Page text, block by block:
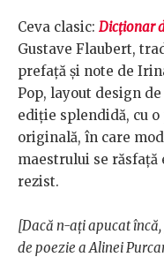
Ceva clasic: Dicționar
Gustave Flaubert,
prefață și note de
Pop, layout design
ediție splendidă, cu
originală, în care
maestrului se răsfață
rezist.
[Dacă n-ați apucat încă,
de poezie a Alinei